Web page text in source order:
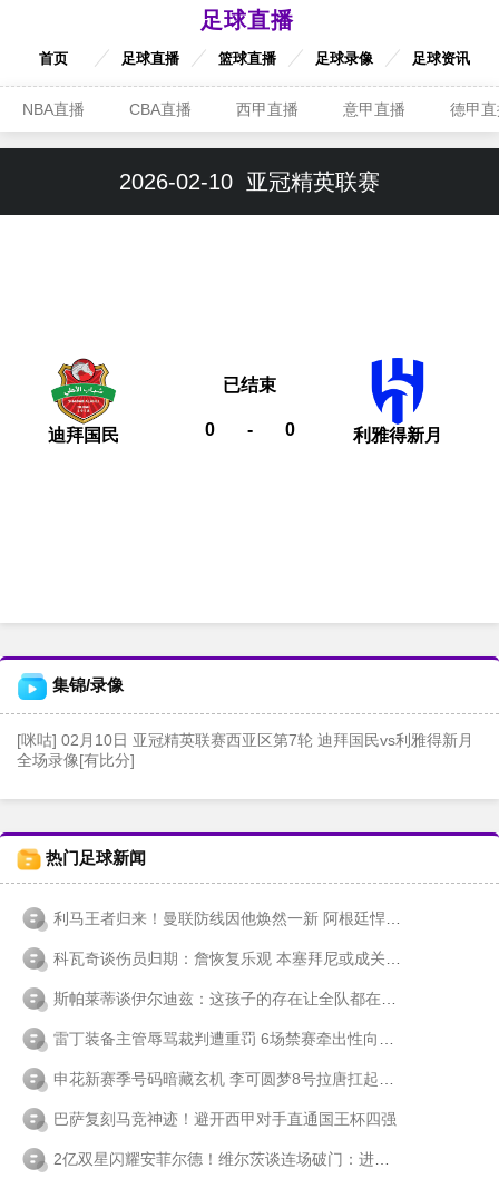
足球直播
首页 足球直播 篮球直播 足球录像 足球资讯
NBA直播 CBA直播 西甲直播 意甲直播 德甲
2026-02-10 亚冠精英联赛
迪拜国民 0 - 0
已结束
利雅得新月
集锦/录像
[咪咕] 02月10日 亚冠精英联赛西亚区第7轮 迪拜国民vs利雅得新月
全场录像[有比分]
热门足球新闻
利马王者归来！曼联防线因他焕然一新 阿根廷悍将重返巅峰轨迹
科瓦奇谈伤员归期：詹恢复乐观 本塞拜尼或成关键棋子
斯帕莱蒂谈伊尔迪兹：这孩子的存在让全队都在进化
雷丁装备主管辱骂裁判遭重罚 6场禁赛牵出性向歧视风波
申花新赛季号码暗藏玄机 李可圆梦8号拉唐扛起9号重任
巴萨复刻马竞神迹！避开西甲对手直通国王杯四强
2亿双星闪耀安菲尔德！维尔茨谈连场破门：进球只是快乐的开始